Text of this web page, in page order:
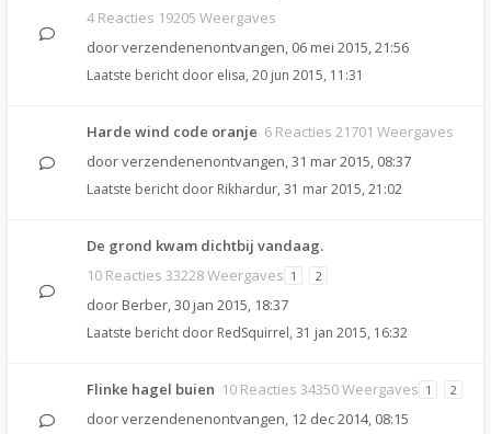
4 Reacties 19205 Weergaves
doorverzendenenontvangen, 06 mei 2015, 21:56
Laatste bericht door elisa, 20 jun 2015, 11:31
Harde wind code oranje 6 Reacties 21701 Weergaves
doorverzendenenontvangen,31 mar 2015, 08:37
Laatste bericht door Rikhardur, 31 mar 2015, 21:02
De grond kwam dichtbij vandaag.
10 Reacties 33228 Weergaves 1 2
door Berber,30 jan 2015, 18:37
Laatste bericht door RedSquirrel, 31 jan 2015, 16:32
Flinke hagel buien 10 Reacties 34350 Weergaves 1 2
doorverzendenenontvangen, 12 dec 2014, 08:15